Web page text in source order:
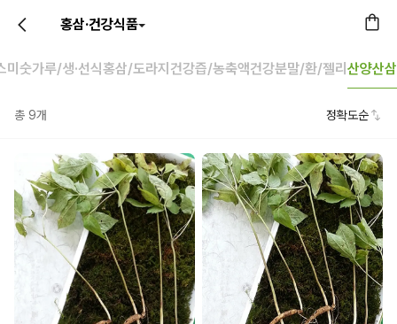
홍삼·건강식품
미숫가루/생·선식홍삼/도라지 건강즙/농축액건강분말/환/젤리 산양산삼
총 9개 정확도순